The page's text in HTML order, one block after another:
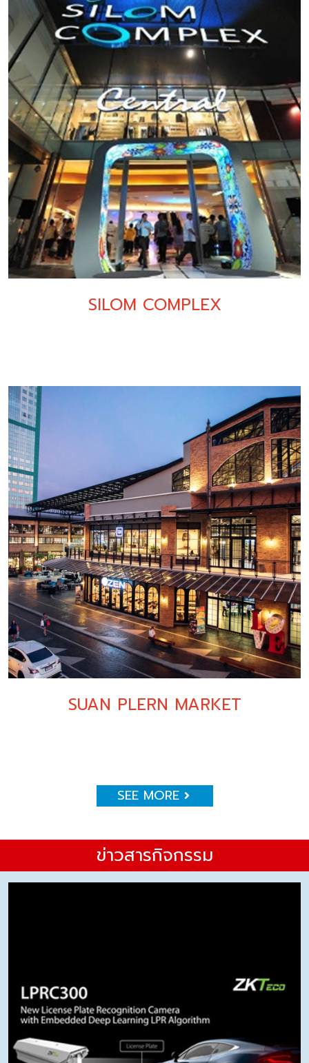
SILOM COMPLEX
SUAN PLERN MARKET
SEE MORE
ข่าวสารกิจกรรม